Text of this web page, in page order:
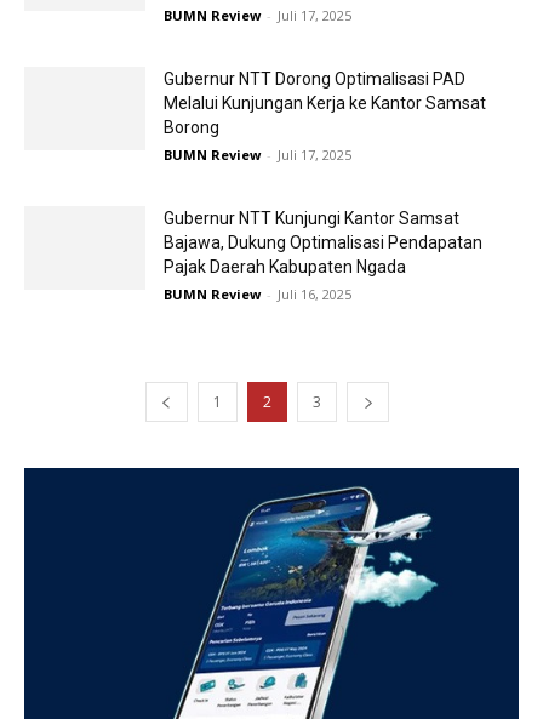
BUMN Review - Juli 17, 2025
Gubernur NTT Dorong Optimalisasi PAD
Melalui Kunjungan Kerja ke Kantor Samsat
Borong
BUMN Review - Juli 17, 2025
Gubernur NTT Kunjungi Kantor Samsat
Bajawa, Dukung Optimalisasi Pendapatan
Pajak Daerah Kabupaten Ngada
BUMN Review - Juli 16, 2025
1 2 3